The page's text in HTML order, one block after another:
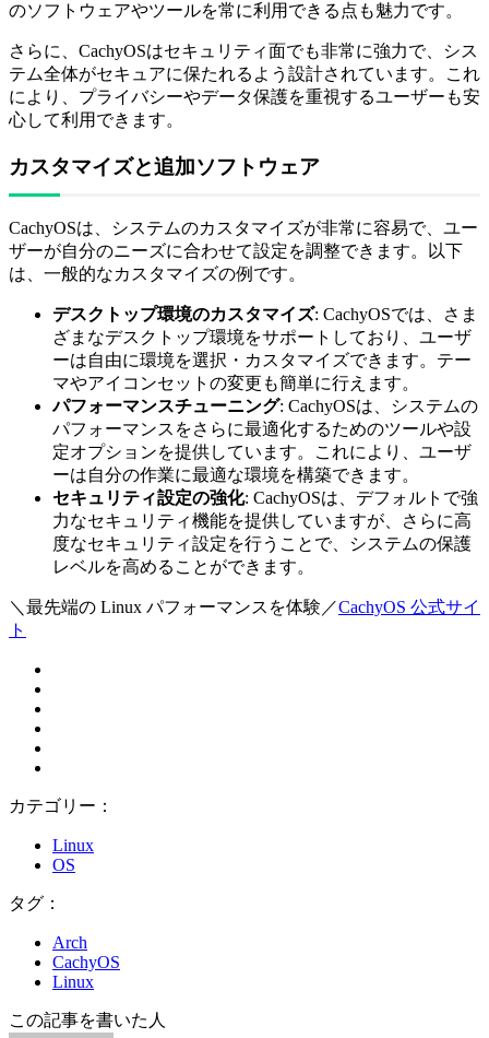
のソフトウェアやツールを常に利用できる点も魅力です。
さらに、CachyOSはセキュリティ面でも非常に強力で、シス
テム全体がセキュアに保たれるよう設計されています。これ
により、プライバシーやデータ保護を重視するユーザーも安
心して利用できます。
カスタマイズと追加ソフトウェア
CachyOSは、システムのカスタマイズが非常に容易で、ユー
ザーが自分のニーズに合わせて設定を調整できます。以下
は、一般的なカスタマイズの例です。
デスクトップ環境のカスタマイズ: CachyOSでは、さま
ざまなデスクトップ環境をサポートしており、ユーザ
ーは自由に環境を選択・カスタマイズできます。テー
マやアイコンセットの変更も簡単に行えます。
パフォーマンスチューニング: CachyOSは、システムの
パフォーマンスをさらに最適化するためのツールや設
定オプションを提供しています。これにより、ユーザ
ーは自分の作業に最適な環境を構築できます。
セキュリティ設定の強化: CachyOSは、デフォルトで強
力なセキュリティ機能を提供していますが、さらに高
度なセキュリティ設定を行うことで、システムの保護
レベルを高めることができます。
＼最先端の Linux パフォーマンスを体験／CachyOS 公式サイ
ト
カテゴリー：
Linux
OS
タグ：
Arch
CachyOS
Linux
この記事を書いた人